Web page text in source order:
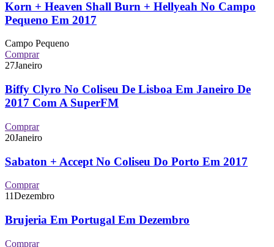
Korn + Heaven Shall Burn + Hellyeah No Campo
Pequeno Em 2017
Campo Pequeno
Comprar
27Janeiro
Biffy Clyro No Coliseu De Lisboa Em Janeiro De
2017 Com A SuperFM
Comprar
20Janeiro
Sabaton + Accept No Coliseu Do Porto Em 2017
Comprar
11Dezembro
Brujeria Em Portugal Em Dezembro
Comprar